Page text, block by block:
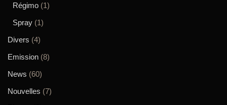
Régimo (1)
Spray (1)
Divers (4)
Emission (8)
News (60)
Nouvelles (7)